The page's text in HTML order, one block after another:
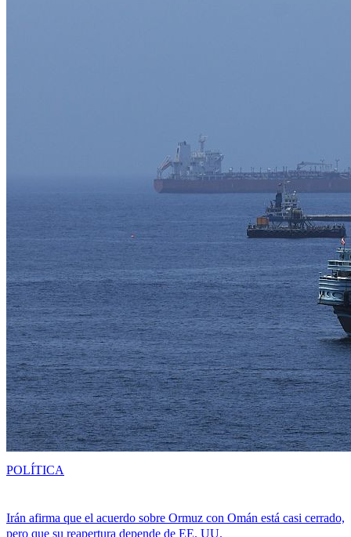
Irán afirma que el acuerdo sobre Ormuz con Omán está casi cerrado,
pero que su reapertura depende de EE. UU.
POLÍTICA